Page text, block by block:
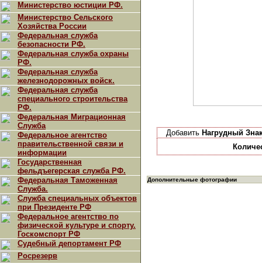
Министерство юстиции РФ.
Министерство Сельского
Хозяйства России
Федеральная служба
безопасности РФ.
Федеральная служба охраны
РФ.
Федеральная служба
железнодорожных войск.
Федеральная служба
специального строительства
РФ.
Федеральная Миграционная
Служба
Федеральное агентство
правительственной связи и
информации
Государственная
фельдъегерская служба РФ.
Федеральная Таможенная
Служба.
Служба специальных объектов
при Президенте РФ
Федеральное агентство по
физической культуре и спорту.
Госкомспорт РФ
Судебный депортамент РФ
Росрезерв
Добавить Нагрудный
Дополнительные фотографии